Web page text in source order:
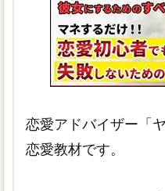
恋愛アドバイザー「
恋愛教材です。